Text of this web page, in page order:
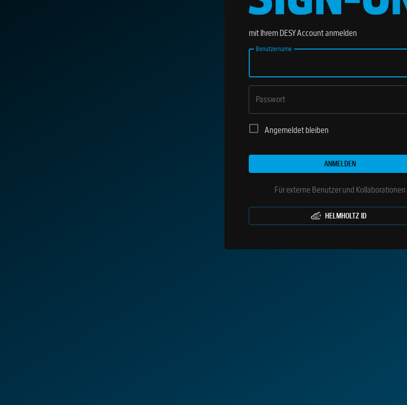
mit Ihrem DESY Account anmelden
Benutzername
Passwort
Angemeldet bleiben
ANMELDEN
Für externe Benutzer und Kollaborationen
HELMHOLTZ ID